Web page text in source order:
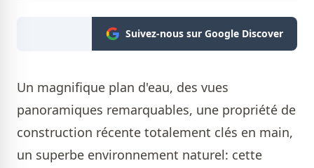
Suivez-nous sur Google Discover
Un magnifique plan d'eau, des vues
panoramiques remarquables, une propriété de
construction récente totalement clés en main,
un superbe environnement naturel: cette